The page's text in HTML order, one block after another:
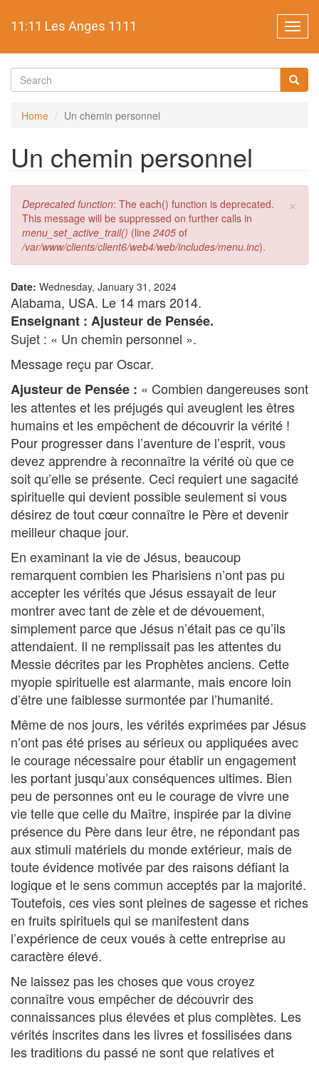
content
11:11 Les Anges 1111
Search
Home
Un chemin personnel
Un chemin personnel
×
Error
message
Deprecated function: The each() function is deprecated.
This message will be suppressed on further calls in
menu_set_active_trail() (line 2405 of
/var/www/clients/client6/web4/web/includes/menu.inc).
Date: Wednesday, January 31, 2024
Alabama, USA. Le 14 mars 2014.
Enseignant : Ajusteur de Pensée.
Sujet : « Un chemin personnel ».
Message reçu par Oscar.
Ajusteur de Pensée : « Combien dangereuses sont
les attentes et les préjugés qui aveuglent les êtres
humains et les empêchent de découvrir la vérité !
Pour progresser dans l’aventure de l’esprit, vous
devez apprendre à reconnaître la vérité où que ce
soit qu’elle se présente. Ceci requiert une sagacité
spirituelle qui devient possible seulement si vous
désirez de tout cœur connaître le Père et devenir
meilleur chaque jour.
En examinant la vie de Jésus, beaucoup
remarquent combien les Pharisiens n’ont pas pu
accepter les vérités que Jésus essayait de leur
montrer avec tant de zèle et de dévouement,
simplement parce que Jésus n’était pas ce qu’ils
attendaient. Il ne remplissait pas les attentes du
Messie décrites par les Prophètes anciens. Cette
myopie spirituelle est alarmante, mais encore loin
d’être une faiblesse surmontée par l’humanité.
Même de nos jours, les vérités exprimées par Jésus
n’ont pas été prises au sérieux ou appliquées avec
le courage nécessaire pour établir un engagement
les portant jusqu’aux conséquences ultimes. Bien
peu de personnes ont eu le courage de vivre une
vie telle que celle du Maître, inspirée par la divine
présence du Père dans leur être, ne répondant pas
aux stimuli matériels du monde extérieur, mais de
toute évidence motivée par des raisons défiant la
logique et le sens commun acceptés par la majorité.
Toutefois, ces vies sont pleines de sagesse et riches
en fruits spirituels qui se manifestent dans
l’expérience de ceux voués à cette entreprise au
caractère élevé.
Ne laissez pas les choses que vous croyez
connaître vous empêcher de découvrir des
connaissances plus élevées et plus complètes. Les
vérités inscrites dans les livres et fossilisées dans
les traditions du passé ne sont que relatives et